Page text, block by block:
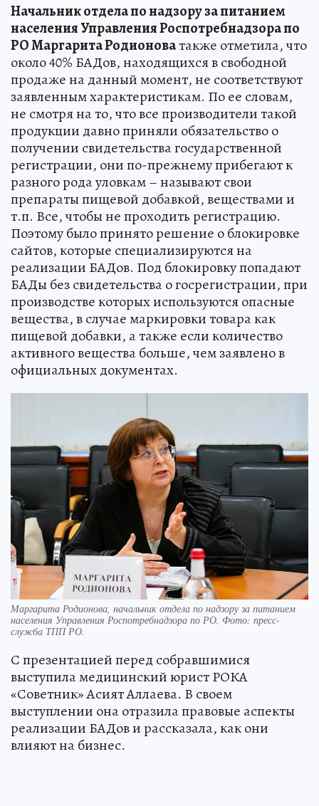
Начальник отдела по надзору за питанием
населения Управления Роспотребнадзора по
РО Маргарита Родионоватакже отметила, что
около 40% БАДов, находящихся в свободной
продаже на данный момент, не соответствуют
заявленным характеристикам. По ее словам,
не смотря на то, что все производители такой
продукции давно приняли обязательство о
получении свидетельства государственной
регистрации, они по-прежнему прибегают к
разного рода уловкам – называют свои
препараты пищевой добавкой, веществами и
т.п. Все, чтобы не проходить регистрацию.
Поэтому было принято решение о блокировке
сайтов, которые специализируются на
реализации БАДов. Под блокировку попадают
БАДы без свидетельства о госрегистрации, при
производстве которых используются опасные
вещества, в случае маркировки товара как
пищевой добавки, а также если количество
активного вещества больше, чем заявлено в
официальных документах.
Маргарита Родионова, начальник отдела по надзору за питанием
населения Управления Роспотребнадзора по РО. Фото: пресс-
служба ТПП РО.
С презентацией перед собравшимися
выступила медицинский юрист РОКА
«Советник» Асият Аллаева. В своем
выступлении она отразила правовые аспекты
реализации БАДов и рассказала, как они
влияют на бизнес.